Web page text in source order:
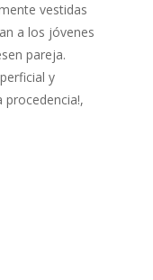
vestidas
a los jóvenes
pareja.
y
procedencia!,